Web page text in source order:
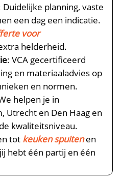
Duidelijke planning, vaste
een dag een indicatie.​
voor
helderheid.​
: VCA gecertificeerd
en materiaaladvies op
en normen.​
helpen je in
Utrecht en Den Haag en
kwaliteitsniveau.​
tot keuken spuitenen
hebt één partij en één